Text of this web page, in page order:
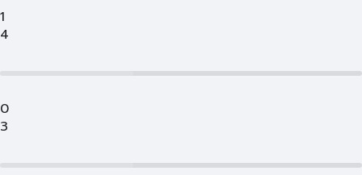
1
4
0
3